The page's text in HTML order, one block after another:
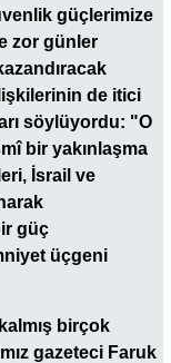
güçlerimize
zor günler
de itici
söylüyordu: "O
bir yakınlaşma
İsrail ve
güç
üçgeni
birçok
gazeteci Faruk